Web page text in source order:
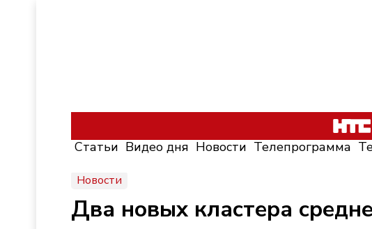
Статьи Видео дня Новости Телепрограмма
Новости
Два новых кластера